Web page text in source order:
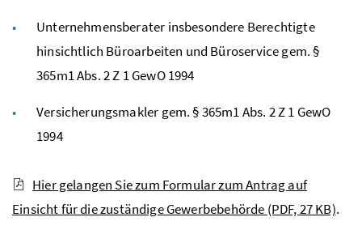
Unternehmensberater insbesondere Berechtigte
hinsichtlich Büroarbeiten und Büroservice gem. §
365m1Abs.2Z 1GewO1994
Versicherungsmakler gem. § 365m1Abs. 2Z1 GewO
1994
Hier gelangen Sie zum Formular zum Antrag auf
Einsicht für die zuständige Gewerbebehörde (PDF, 27 KB).